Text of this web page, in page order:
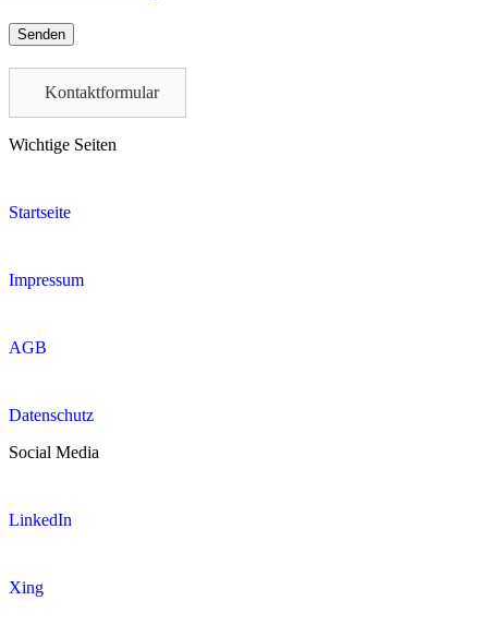
Please
leave
empty.Kontaktformular
Wichtige Seiten
Startseite
Impressum
AGB
Datenschutz
Social Media
LinkedIn
Xing